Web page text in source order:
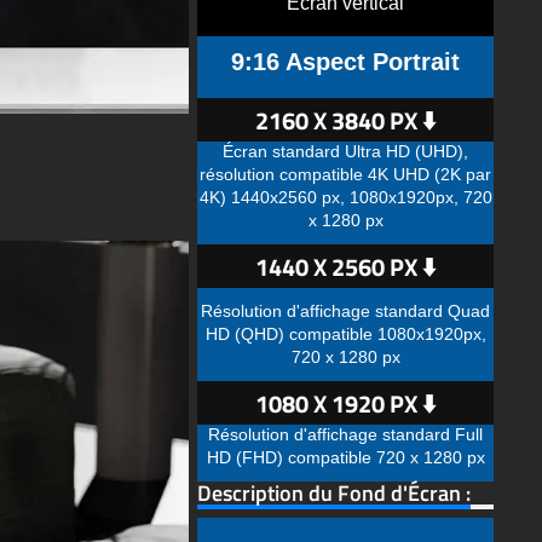
9:16 Aspect Portrait
2160 X 3840 PX ⬇️
Écran standard Ultra HD (UHD),
résolution compatible 4K UHD (2K par
4K) 1440x2560 px, 1080x1920px, 720
x 1280 px
1440 X 2560 PX ⬇️
Résolution d'affichage standard Quad
HD (QHD) compatible 1080x1920px,
720 x 1280 px
1080 X 1920 PX ⬇️
Résolution d'affichage standard Full
HD (FHD) compatible 720 x 1280 px
Description du Fond d'Écran :